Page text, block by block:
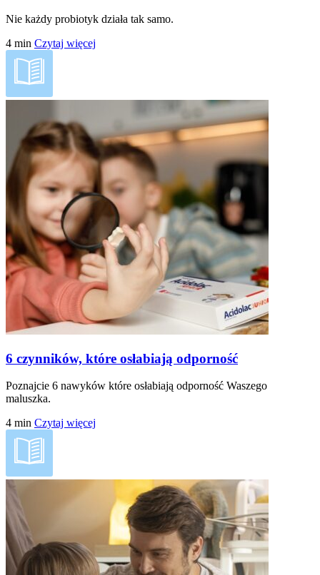
Nie każdy probiotyk działa tak samo.
4 min Czytaj więcej
6 czynników, które osłabiają odporność
Poznajcie 6 nawyków które osłabiają odporność Waszego
maluszka.
4 min Czytaj więcej